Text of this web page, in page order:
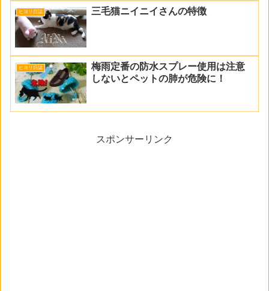
ヒヨリ日誌 三毛猫ニイニイさんの特徴
ヒヨリ日誌
梅雨定番の防水スプレー使用は注意
しないとペットの肺が危険に！
スポンサーリンク